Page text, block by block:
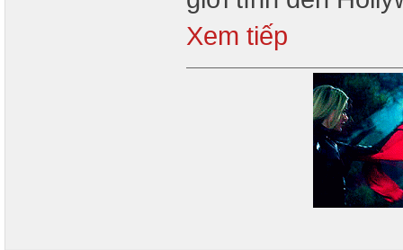
Xem tiếp